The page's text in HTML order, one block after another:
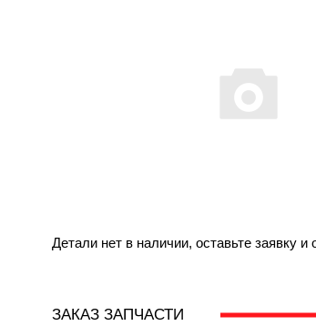
Детали нет в наличии, оставьте заявку
ЗАКАЗ ЗАПЧАСТИ